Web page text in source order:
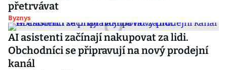
přetrvávat
Byznys
AI asistenti začínají nakupovat za lidi.
Obchodníci se připravují na nový prodejní
kanál